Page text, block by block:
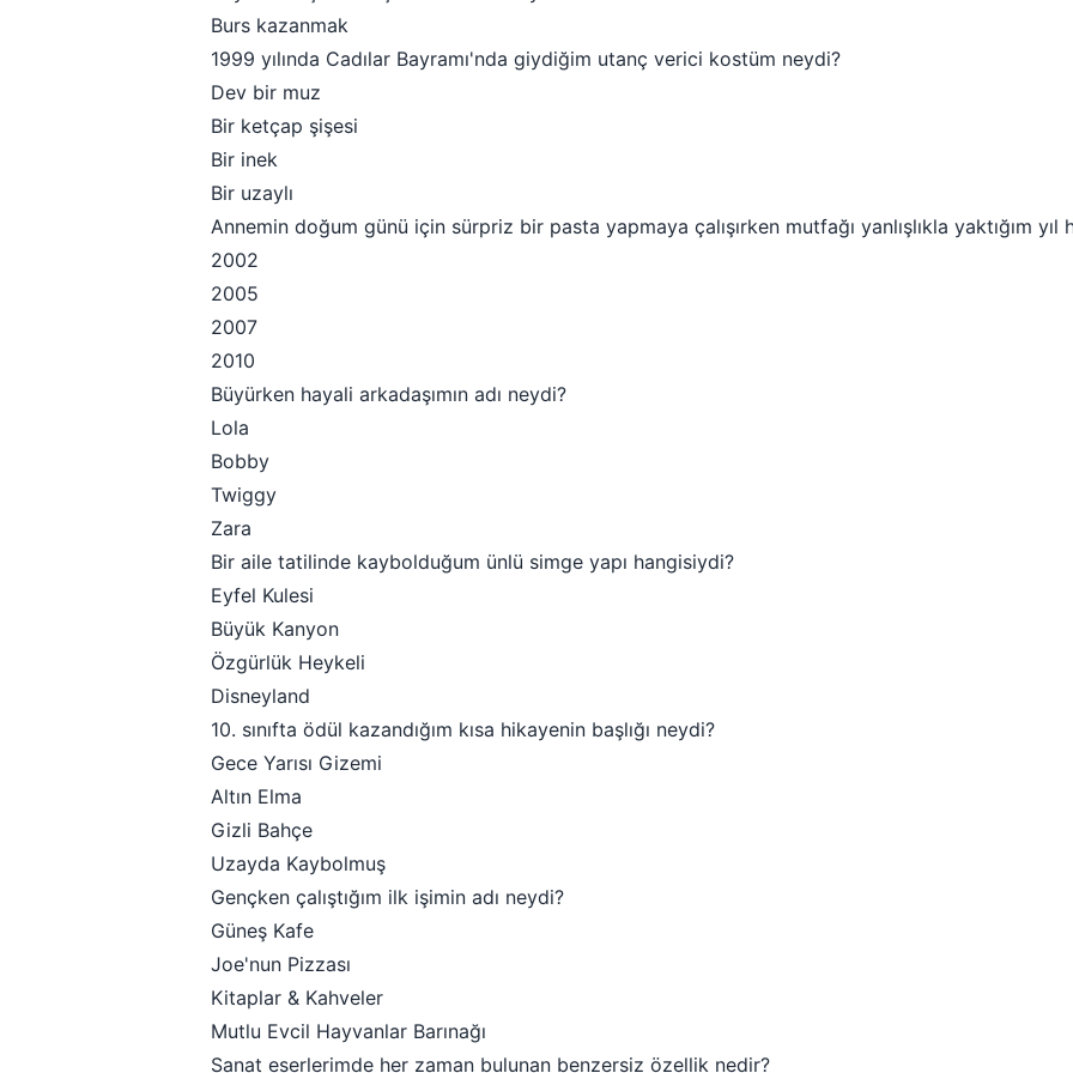
Burs kazanmak
1999 yılında Cadılar Bayramı'nda giydiğim utanç verici kostüm neydi?
Dev bir muz
Bir ketçap şişesi
Bir inek
Bir uzaylı
Annemin doğum günü için sürpriz bir pasta yapmaya çalışırken mutfağı yanlışlıkla yaktığım yıl
2002
2005
2007
2010
Büyürken hayali arkadaşımın adı neydi?
Lola
Bobby
Twiggy
Zara
Bir aile tatilinde kaybolduğum ünlü simge yapı hangisiydi?
Eyfel Kulesi
Büyük Kanyon
Özgürlük Heykeli
Disneyland
10. sınıfta ödül kazandığım kısa hikayenin başlığı neydi?
Gece Yarısı Gizemi
Altın Elma
Gizli Bahçe
Uzayda Kaybolmuş
Gençken çalıştığım ilk işimin adı neydi?
Güneş Kafe
Joe'nun Pizzası
Kitaplar & Kahveler
Mutlu Evcil Hayvanlar Barınağı
Sanat eserlerimde her zaman bulunan benzersiz özellik nedir?